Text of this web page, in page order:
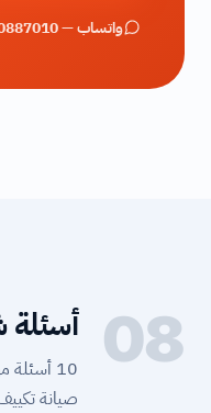
واتساب — 01050887010
08 أسئلة
10
صيانة